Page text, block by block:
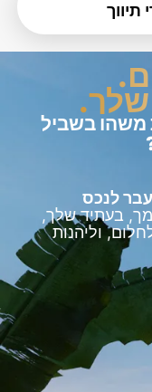
תיווך
שלך.
משהו בשביל
לנכס
בעתיד שלך,
וליהנות